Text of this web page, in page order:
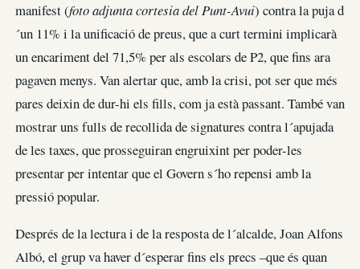
manifest (foto adjunta cortesia del Punt-Avui) contra la puja d
´un 11% i la unificació de preus, que a curt termini implicarà
un encariment del 71,5% per als escolars de P2, que fins ara
pagaven menys. Van alertar que, amb la crisi, pot ser que més
pares deixin de dur-hi els fills, com ja està passant. També van
mostrar uns fulls de recollida de signatures contra l´apujada
de les taxes, que prosseguiran engruixint per poder-les
presentar per intentar que el Govern s´ho repensi amb la
pressió popular.
Després de la lectura i de la resposta de l´alcalde, Joan Alfons
Albó, el grup va haver d´esperar fins els precs –que és quan